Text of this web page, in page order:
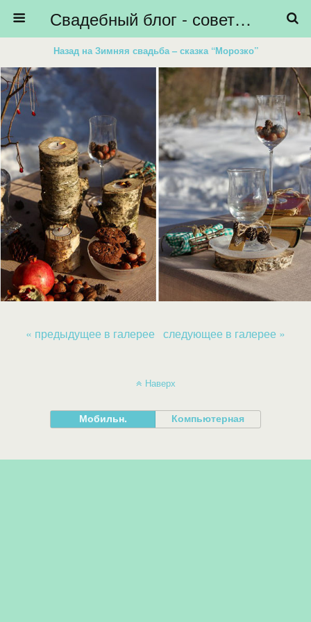
Свадебный блог - советы невестам, подготовка к свадьбе - HiBride
Назад на Зимняя свадьба – сказка “Морозко”
« предыдущее в галерее следующее в галерее »
Наверх
Мобильн. Компьютерная